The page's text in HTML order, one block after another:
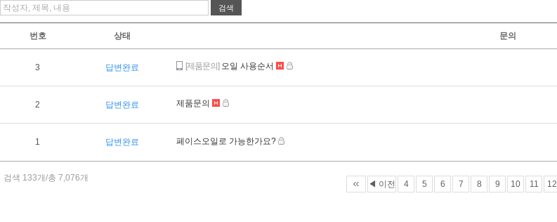
번호 상태 문의
3 답변완료 [제품문의] 오일 사용순서
2 답변완료 제품문의
1 답변완료 페이스오일로 가능한가요?
검색 133개/총 7,076개
◀ 이전 4 5 6 7 8 9 10 11 12